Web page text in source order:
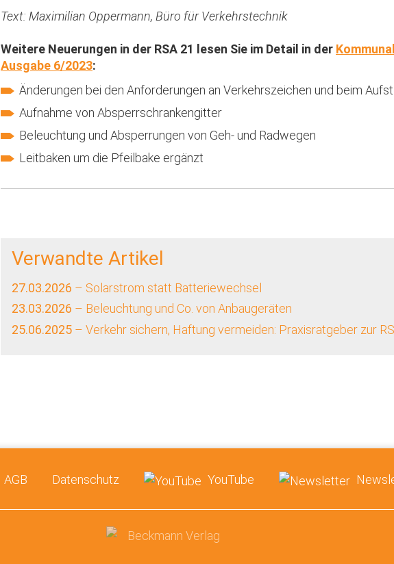
Text: Maximilian Oppermann, Büro für Verkehrstechnik
Weitere Neuerungen in der RSA 21 lesen Sie im Detail in der
Ausgabe 6/2023:
Änderungen bei den Anforderungen an Verkehrszeichen und beim
Aufnahme von Absperrschrankengitter
Beleuchtung und Absperrungen von Geh- und Radwegen
Leitbaken um die Pfeilbake ergänzt
Verwandte Artikel
27.03.2026 – Solarstrom statt Batteriewechsel
23.03.2026 – Beleuchtung und Co. von Anbaugeräten
25.06.2025 – Verkehr sichern, Haftung vermeiden: Praxisratgeber zur
AGB Datenschutz YouTube